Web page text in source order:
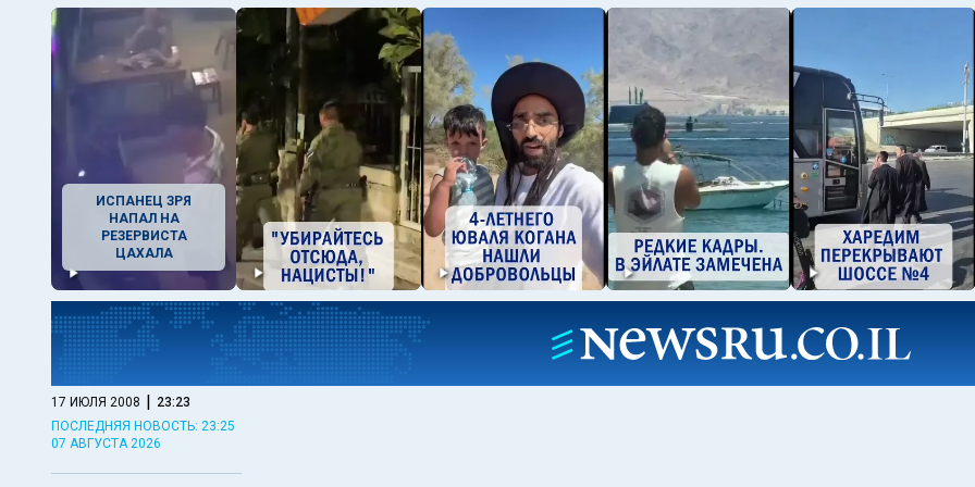
ИСПАНЕЦ ЗРЯ
НАПАЛ НА
РЕЗЕРВИСТА
ЦАХАЛА
17 ИЮЛЯ 2008 | 23:23
ПОСЛЕДНЯЯ НОВОСТЬ: 23:25
07 АВГУСТА 2026